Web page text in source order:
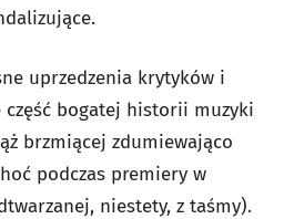
uprzedzenia krytyków i
bogatej historii muzyki
brzmiącej zdumiewająco
podczas premiery w
niestety, z taśmy).